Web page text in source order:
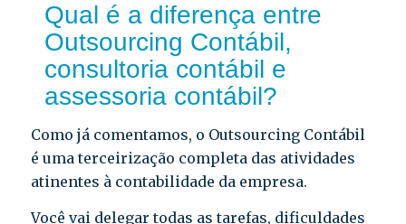
Qual é a diferença entre
Outsourcing Contábil,
consultoria contábil e
assessoria contábil?
Como já comentamos, o Outsourcing Contábil
é uma terceirização completa das atividades
atinentes à contabilidade da empresa.
Você vai delegar todas as tarefas, dificuldades